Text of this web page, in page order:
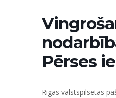
Pērses
Rīgas valstspilsētas